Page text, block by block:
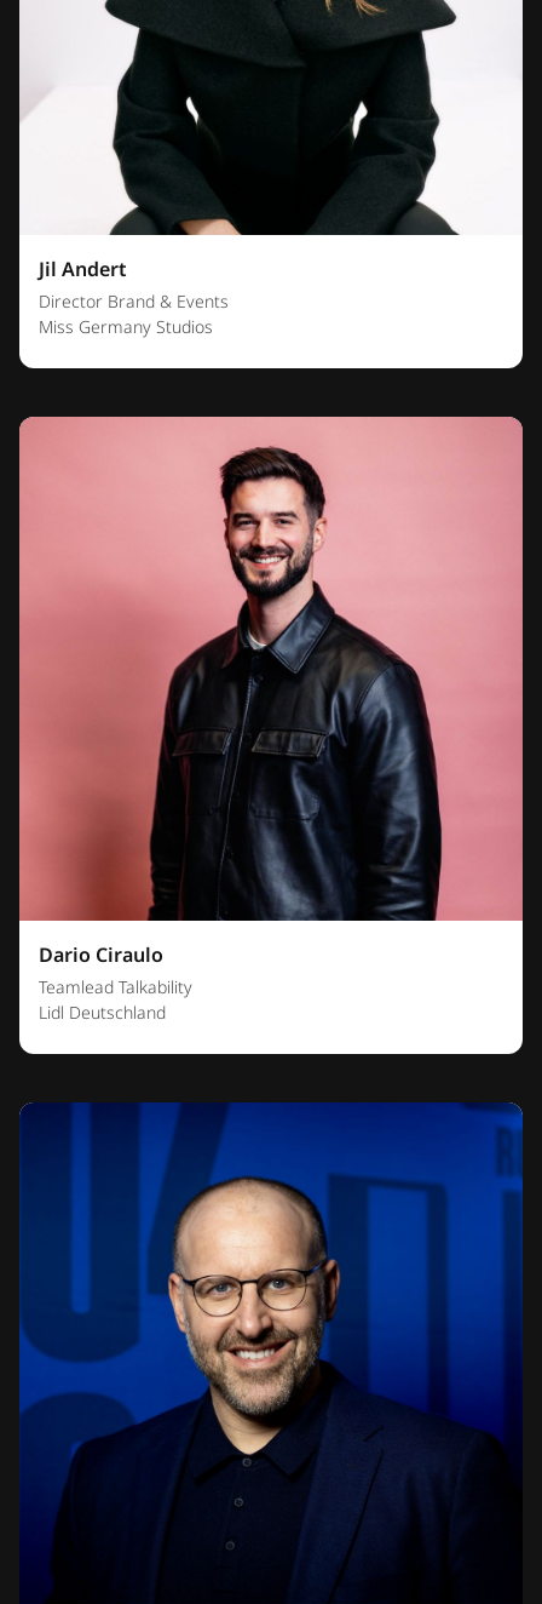
Jil Andert
Director Brand & Events
Miss Germany Studios
Dario Ciraulo
Teamlead Talkability
Lidl Deutschland